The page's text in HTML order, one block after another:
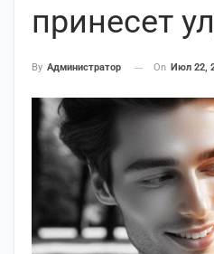
принесет
By Администратор On Июл 22,